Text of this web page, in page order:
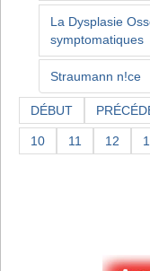
La Dysplasie
symptomatiques
Straumann n!ce
DÉBUT
10 11 12